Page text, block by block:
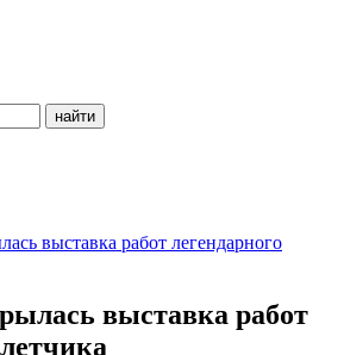
выставка работ легендарного
выставка работ